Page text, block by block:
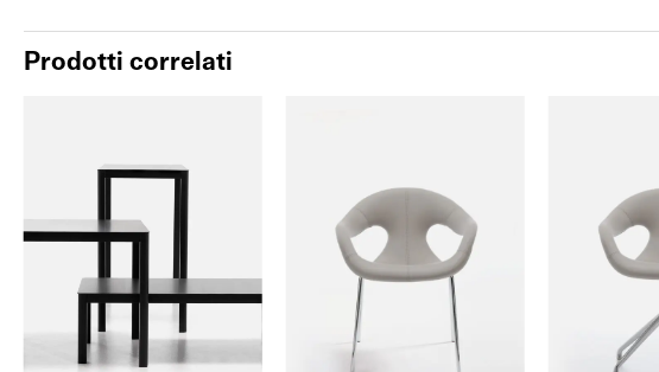
Prodotti correlati